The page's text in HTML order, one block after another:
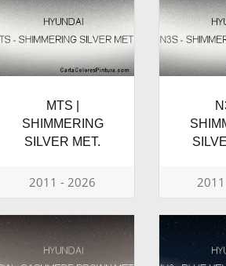
MTS |
SHIMMERING
SILVER MET.
2011 - 2026